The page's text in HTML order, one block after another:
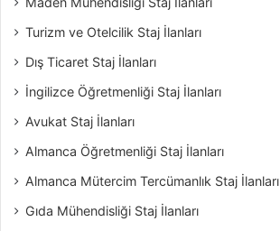
Turizm ve Otelcilik Staj İlanları
Dış Ticaret Staj İlanları
İngilizce Öğretmenliği Staj İlanları
Avukat Staj İlanları
Almanca Öğretmenliği Staj İlanları
Almanca Mütercim Tercümanlık Staj İlanları
Gıda Mühendisliği Staj İlanları